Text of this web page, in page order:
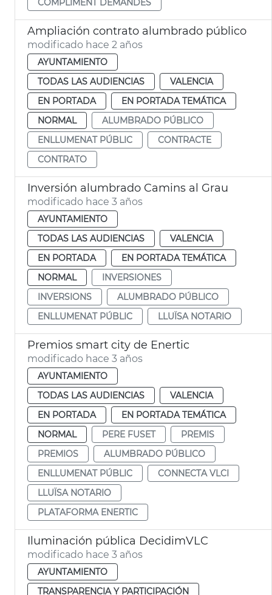
Ampliación contrato alumbrado público
modificado hace 2 años
AYUNTAMIENTO
TODAS LAS AUDIENCIAS
VALENCIA
EN PORTADA
EN PORTADA TEMÁTICA
NORMAL
ALUMBRADO PÚBLICO
ENLLUMENAT PÚBLIC
CONTRACTE
CONTRATO
Inversión alumbrado Camins al Grau
modificado hace 3 años
AYUNTAMIENTO
TODAS LAS AUDIENCIAS
VALENCIA
EN PORTADA
EN PORTADA TEMÁTICA
NORMAL
INVERSIONES
INVERSIONS
ALUMBRADO PÚBLICO
ENLLUMENAT PÚBLIC
LLUÏSA NOTARIO
Premios smart city de Enertic
modificado hace 3 años
AYUNTAMIENTO
TODAS LAS AUDIENCIAS
VALENCIA
EN PORTADA
EN PORTADA TEMÁTICA
NORMAL
PERE FUSET
PREMIS
PREMIOS
ALUMBRADO PÚBLICO
ENLLUMENAT PÚBLIC
CONNECTA VLCI
LLUÏSA NOTARIO
PLATAFORMA ENERTIC
Iluminación pública DecidimVLC
modificado hace 3 años
AYUNTAMIENTO
TRANSPARENCIA Y PARTICIPACIÓN